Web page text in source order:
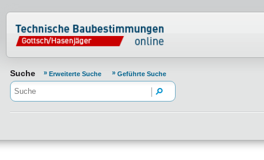
Normenportal Barrierefreiheit
Suche Erweiterte Suche Geführte Suche